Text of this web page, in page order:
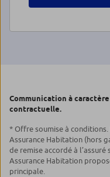
Communication à
contractuelle.
* Offre soumise à
Assurance Habitation (hors
de remise accordé à
Assurance Habitation
principale.